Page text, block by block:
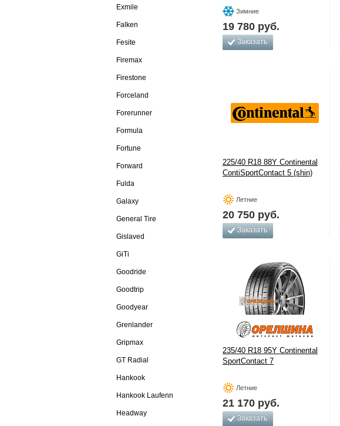
Exmile
Falken
Fesite
Firemax
Firestone
Forceland
Forerunner
Formula
Fortune
Forward
Fulda
Galaxy
General Tire
Gislaved
GiTi
Goodride
Goodtrip
Goodyear
Grenlander
Gripmax
GT Radial
Hankook
Hankook Laufenn
Headway
Зимние
19 780 руб.
Заказать
225/40 R18 88Y Continental
ContiSportContact 5 (shin)
Летние
20 750 руб.
Заказать
235/40 R18 95Y Continental
SportContact 7
Летние
21 170 руб.
Заказать